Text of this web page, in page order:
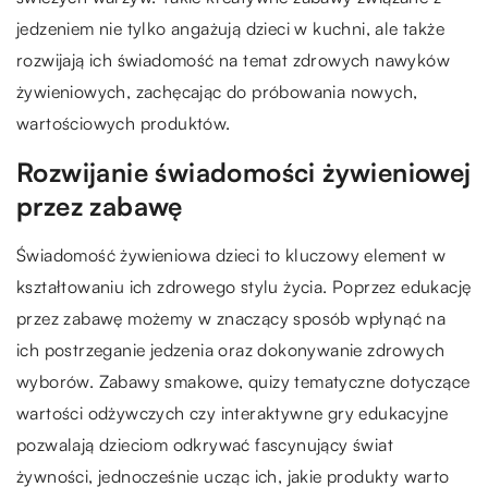
jedzeniem nie tylko angażują dzieci w kuchni, ale także
rozwijają ich świadomość na temat zdrowych nawyków
żywieniowych, zachęcając do próbowania nowych,
wartościowych produktów.
Rozwijanie świadomości żywieniowej
przez zabawę
Świadomość żywieniowa dzieci to kluczowy element w
kształtowaniu ich zdrowego stylu życia. Poprzez edukację
przez zabawę możemy w znaczący sposób wpłynąć na
ich postrzeganie jedzenia oraz dokonywanie zdrowych
wyborów. Zabawy smakowe, quizy tematyczne dotyczące
wartości odżywczych czy interaktywne gry edukacyjne
pozwalają dzieciom odkrywać fascynujący świat
żywności, jednocześnie ucząc ich, jakie produkty warto